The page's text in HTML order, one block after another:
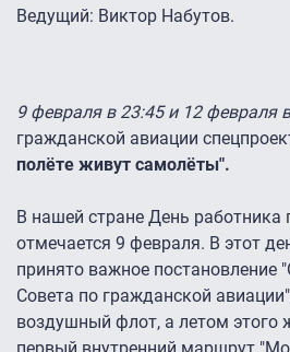
Ведущий: Виктор Набутов.
9 февраля в 23:45 и 12 февраля
гражданской авиации
полёте живут самолёты".
В нашей стране День работника
отмечается 9 февраля. В этот
принято важное постановление
Совета по гражданской
воздушный флот, а летом этого